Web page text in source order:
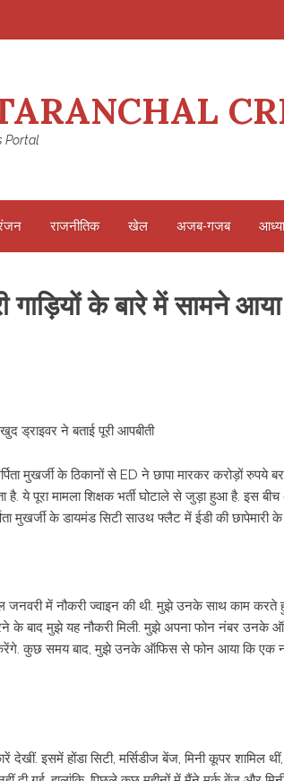
Portal
राजनीतिक खेल अजब-गजब
गाड़ियों के बारे में सामने
ड्राइवर ने बताई पूरी आपबीती
मुखर्जी के ठिकानों से ED ने छापा मारकर करोड़ों रुपये
ये पूरा मामला शिक्षक भर्ती घोटाले से जुड़ा हुआ है. इस बीच
मुखर्जी के डायमंड सिटी साउथ फ्लैट में ईडी की छापेमारी के
जनवरी में नौकरी ज्वाइन की थी. मुझे उनके साथ काम
के बाद मुझे यह नौकरी मिली. मुझे अपना फोन नंबर उनके
कुछ समय बाद, मुझे उनके ऑफिस से फोन आया कि एक
इसमें होंडा सिटी, मर्सिडीज बेंज, मिनी कूपर शामिल